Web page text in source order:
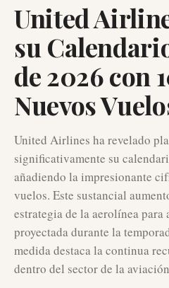
United
su
de 2026 con
Nuevos
United Airlines ha revelado
significativamente su
añadiendo la impresionante
vuelos. Este sustancial
estrategia de la aerolínea
proyectada durante la
medida destaca la continua
dentro del sector de la